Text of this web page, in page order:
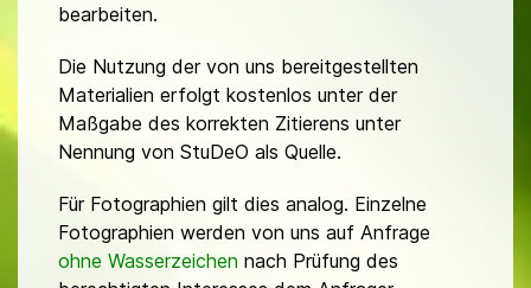
bearbeiten.
Die Nutzung der von uns bereitgestellten
Materialien erfolgt kostenlos unter der
Maßgabe des korrekten Zitierens unter
Nennung von StuDeO als Quelle.
Für Fotographien gilt dies analog. Einzelne
Fotographien werden von uns auf Anfrage
ohne Wasserzeichen nach Prüfung des